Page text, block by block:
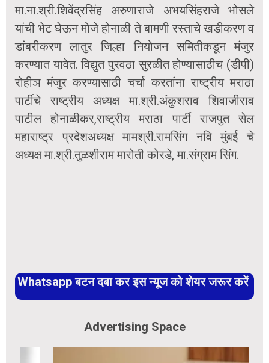
मा.ना.श्री.शिवेंद्रसिंह अरुणाराजे अभयसिंहराजे भोसले
यांची भेट घेऊन मोजे होनाळी ते बामणी रस्ताचे खडीकरण व
डांबरीकरण लातुर जिल्हा नियोजन समितीकडून मंजुर
करण्यात यावेत. विद्युत पुरवठा सुरळीत होण्यासाठीच (डीपी)
रोहीञ मंजुर करण्यासाठी चर्चा करतांना राष्ट्रीय मराठा
पार्टीचे राष्ट्रीय अध्यक्ष मा.श्री.अंकुशराव शिवाजीराव
पाटील होनाळीकर,राष्ट्रीय मराठा पार्टी राजपुत सेल
महाराष्ट्र प्रदेशअध्यक्ष मामश्री.रामसिंग नवि मुंबई चे
अध्यक्ष मा.श्री.तुळशीराम मारोती कोरडे, मा.संग्राम सिंग.
Whatsapp बटन दबा कर इस न्यूज को शेयर जरूर करें
Advertising Space